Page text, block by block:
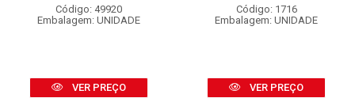
Código: 49920
Embalagem: UNIDADE
VER PREÇO
Código: 1716
Embalagem: UNIDADE
VER PREÇO